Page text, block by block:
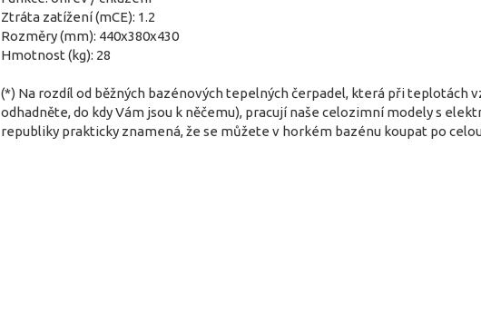
Ztráta zatížení (mCE): 1.2
Rozměry (mm): 440x380x430
Hmotnost (kg): 28
(*) Na rozdíl od běžných bazénových tepelných čerpadel, která při teplotách
odhadněte, do kdy Vám jsou k něčemu), pracují naše celozimní modely s
republiky prakticky znamená, že se můžete v horkém bazénu koupat po